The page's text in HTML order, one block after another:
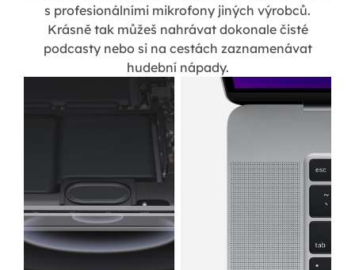
s profesionálními mikrofony jiných výrobců.
Krásně tak můžeš nahrávat dokonale čisté
podcasty nebo si na cestách zaznamenávat
hudební nápady.